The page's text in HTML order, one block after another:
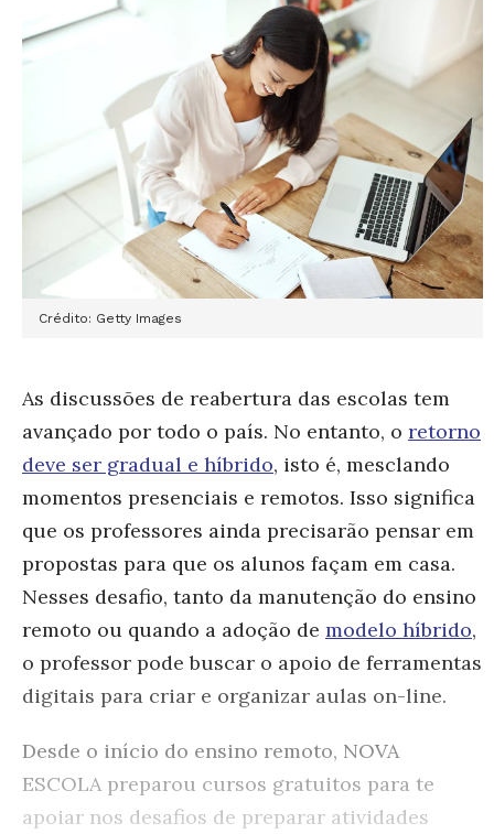
Crédito: Getty Images
As discussões de reabertura das escolas tem
avançado por todo o país. No entanto, o retorno
deve ser gradual e híbrido, isto é, mesclando
momentos presenciais e remotos. Isso significa
que os professores ainda precisarão pensar em
propostas para que os alunos façam em casa.
Nesses desafio, tanto da manutenção do ensino
remoto ou quando a adoção de modelo híbrido,
o professor pode buscar o apoio de ferramentas
digitais para criar e organizar aulas on-line.
Desde o início do ensino remoto, NOVA
ESCOLA preparou cursos gratuitos para te
apoiar nos desafios de preparar atividades